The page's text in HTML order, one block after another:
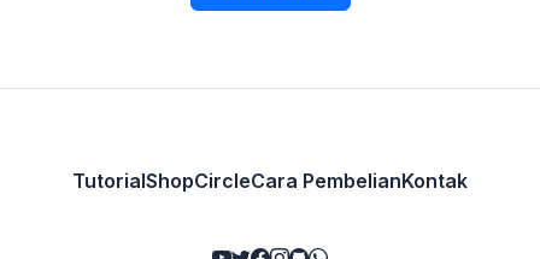
TutorialShopCircleCara PembelianKontak